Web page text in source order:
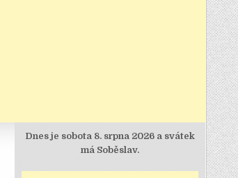
Dnes je sobota 8. srpna 2026 a svátek
má Soběslav.